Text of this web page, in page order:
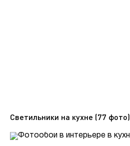
Светильники на кухне (77 фото)